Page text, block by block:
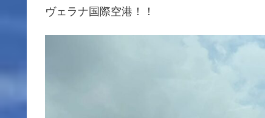
ヴェラナ国際空港！！